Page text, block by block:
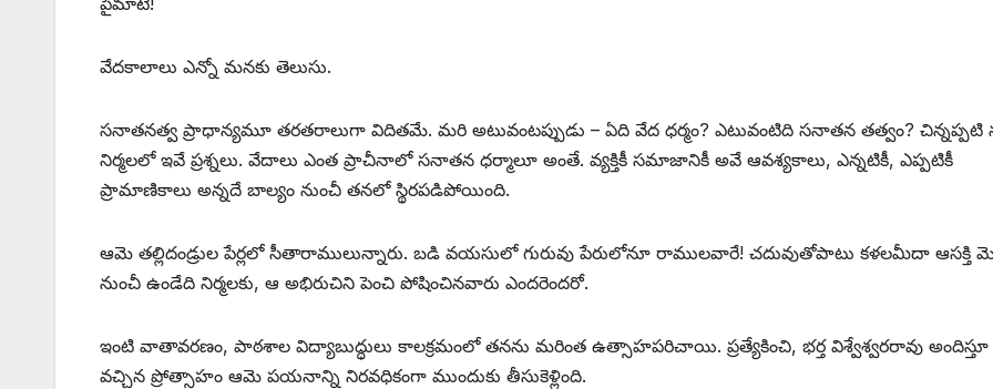
వేదకాలాలు ఎన్నో మనకు తెలుసు.
సనాతనత్వ ప్రాధాన్యమూ తరతరాలుగా విదితమే. మరి అటువంటప్పుడు – ఏది వేద ధర్మం? ఎటువంటిది సనాతన తత్వం? చిన్నప్పటి
నిర్మలలో ఇవే ప్రశ్నలు. వేదాలు ఎంత ప్రాచీనాలో సనాతన ధర్మాలూ అంతే. వ్యక్తికీ సమాజానికీ అవే ఆవశ్యకాలు, ఎన్నటికీ, ఎప్పటికీ
ప్రామాణికాలు అన్నదే బాల్యం నుంచీ తనలో స్థిరపడిపోయింది.
ఆమె తల్లిదండ్రుల పేర్లలో సీతారాములున్నారు. బడి వయసులో గురువు పేరులోనూ రాములవారే! చదువుతోపాటు కళలమీదా ఆసక్తి
నుంచీ ఉండేది నిర్మలకు, ఆ అభిరుచిని పెంచి పోషించినవారు ఎందరెందరో.
ఇంటి వాతావరణం, పాఠశాల విద్యాబుద్ధులు కాలక్రమంలో తనను మరింత ఉత్సాహపరిచాయి. ప్రత్యేకించి, భర్త విశ్వేశ్వరరావు అందిస్తూ
వచ్చిన ప్రోత్సాహం ఆమె పయనాన్ని నిరవధికంగా ముందుకు తీసుకెళ్లింది.